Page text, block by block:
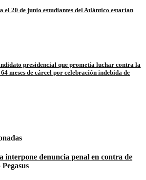
el 20 de junio estudiantes del Atlántico estarían
presidencial que prometía luchar contra la
meses de cárcel por celebración indebida de
interpone denuncia penal en contra de